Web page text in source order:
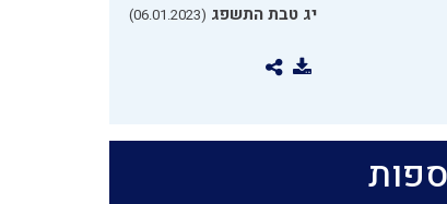
יג טבת התשפג (06.01.2023)